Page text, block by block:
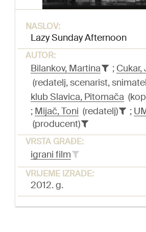
NASLOV:
Lazy Sunday Afternoon
AUTOR:
Bilankov, Martina ; Cukar,
(redatelj, scenarist,
klub Slavica, Pitomača
; Mijač, Toni (redatelj) ;
(producent)
VRSTA GRAĐE:
igrani film
VRIJEME IZRADE:
2012. g.